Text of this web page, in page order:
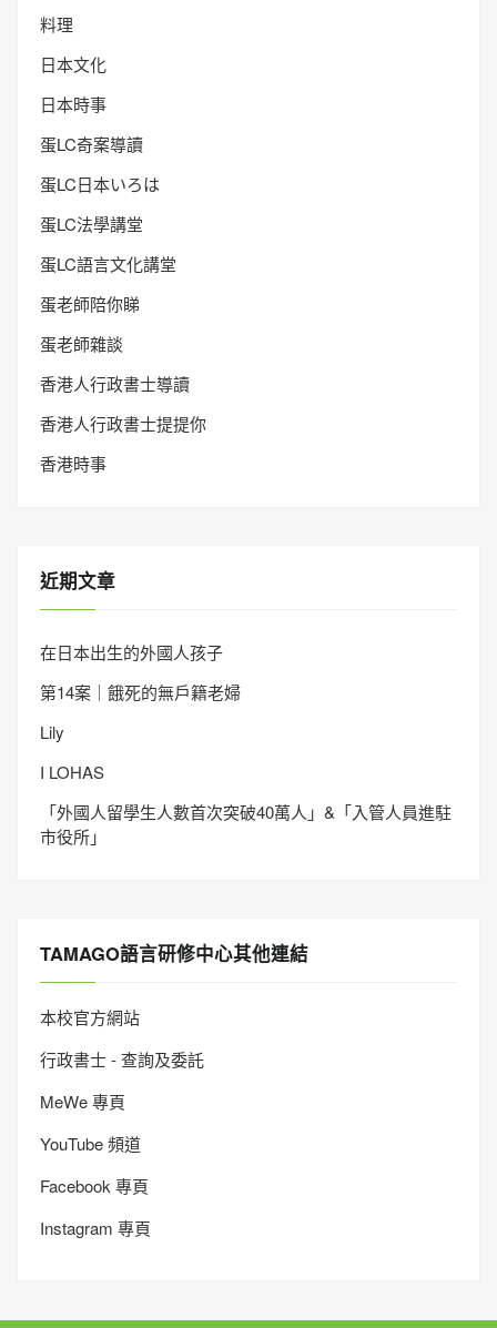
料理
日本文化
日本時事
蛋LC奇案導讀
蛋LC日本いろは
蛋LC法學講堂
蛋LC語言文化講堂
蛋老師陪你睇
蛋老師雜談
香港人行政書士導讀
香港人行政書士提提你
香港時事
近期文章
在日本出生的外國人孩子
第14案｜餓死的無戶籍老婦
Lily
I LOHAS
「外國人留學生人數首次突破40萬人」&「入管人員進駐
市役所」
TAMAGO語言研修中心其他連結
本校官方網站
行政書士 - 查詢及委託
MeWe 專頁
YouTube 頻道
Facebook 專頁
Instagram 專頁